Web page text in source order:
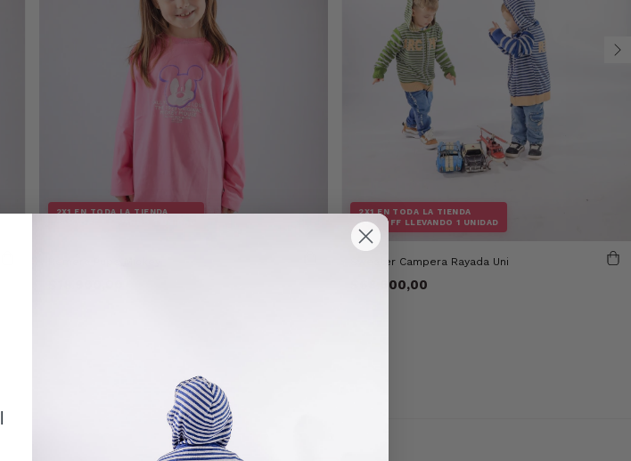
2X1 EN TODA LA TIENDA
2X1 EN TODA LA TIENDA
30% OFF LLEVANDO 1 UNIDAD
Sweater Campera Rayada Uni
$68.600,00